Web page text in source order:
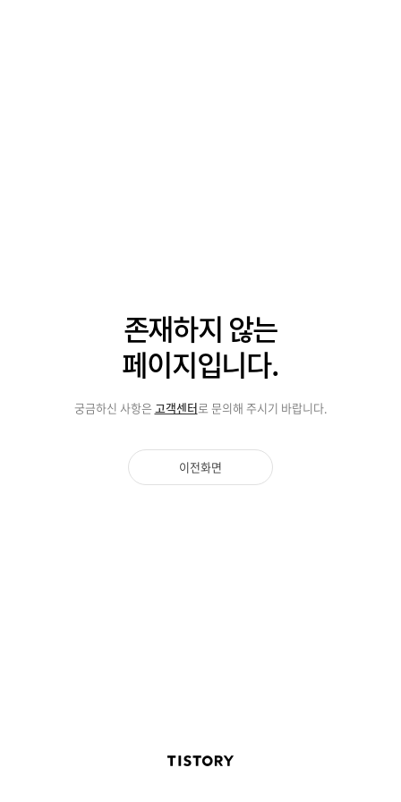
존재하지 않는
페이지입니다.
궁금하신 사항은 고객센터로 문의해 주시기 바랍니다.
이전화면